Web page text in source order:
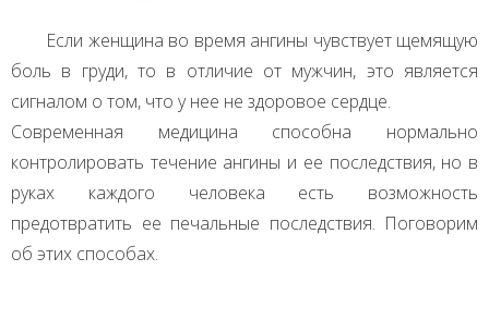
Если женщина во время ангины чувствует щемящую
боль в груди, то в отличие от мужчин, это является
сигналом о том, что у нее не здоровое сердце.
Современная медицина способна нормально
контролировать течение ангины и ее последствия, но в
руках каждого человека есть возможность
предотвратить ее печальные последствия. Поговорим
об этих способах.